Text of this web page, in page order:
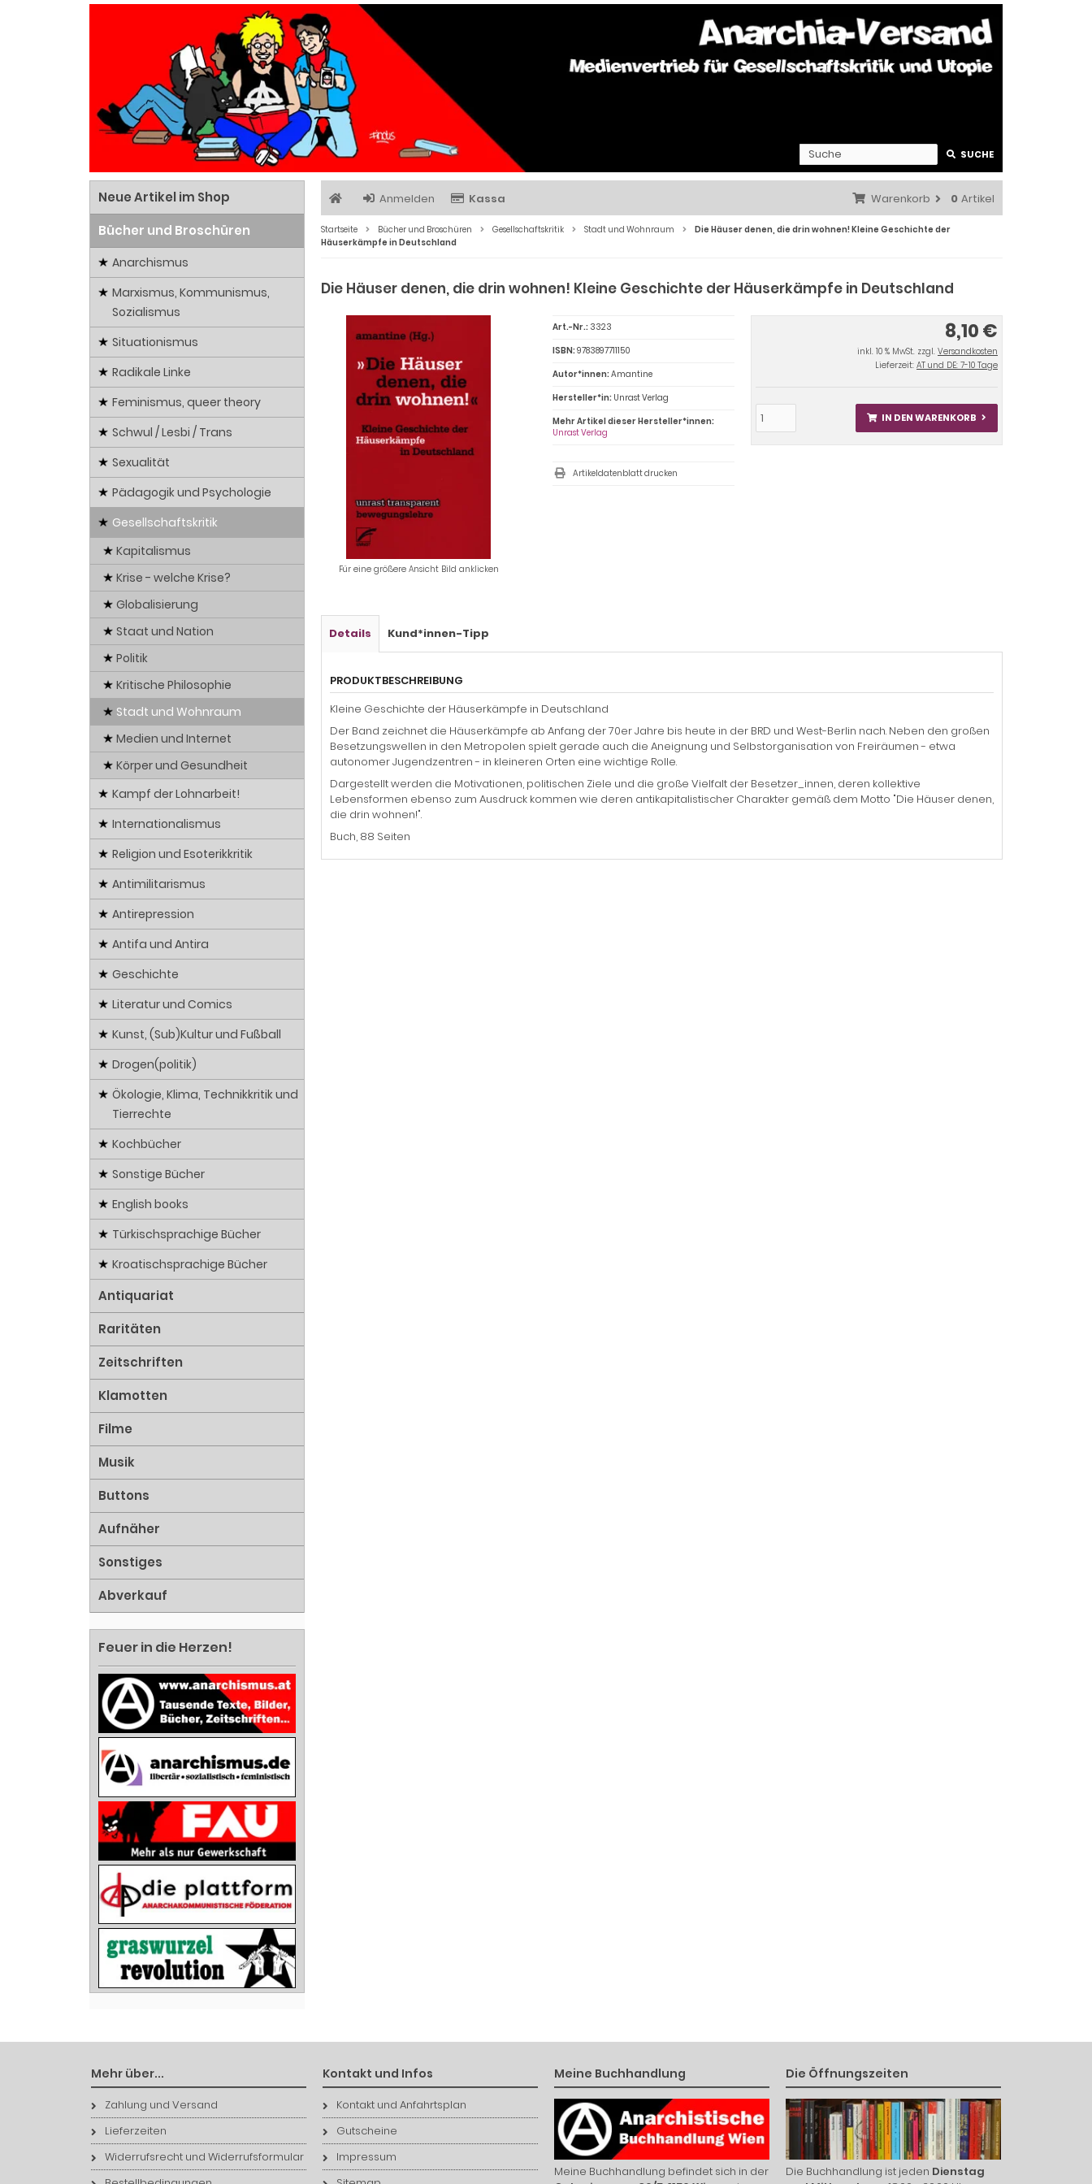
SUCHE
Anmelden Kassa Warenkorb 0 Artikel
Startseite Bücher und Broschüren Gesellschaftskritik Stadt und Wohnraum
Die Häuser denen, die drin wohnen! Kleine Geschichte der
Häuserkämpfe in Deutschland
Die Häuser denen, die drin wohnen! Kleine Geschichte der Häuserkämpfe in Deutschland
Für eine größere Ansicht Bild anklicken
8,10 €
inkl. 10 % MwSt. zzgl. Versandkosten
Lieferzeit: AT und DE: 7-10 Tage
IN DEN WARENKORB
Art.-Nr.: 3323
ISBN:9783897711150
Autor*innen:Amantine
Hersteller*in: Unrast Verlag
Mehr Artikel dieser Hersteller*innen:
Unrast Verlag
Artikeldatenblatt drucken
Details Kund*innen-Tipp
PRODUKTBESCHREIBUNG
Kleine Geschichte der Häuserkämpfe in Deutschland
Der Band zeichnet die Häuserkämpfe ab Anfang der 70er Jahre bis heute in der BRD und West-Berlin nach. Neben den großen
Besetzungswellen in den Metropolen spielt gerade auch die Aneignung und Selbstorganisation von Freiräumen - etwa
autonomer Jugendzentren - in kleineren Orten eine wichtige Rolle.
Dargestellt werden die Motivationen, politischen Ziele und die große Vielfalt der Besetzer_innen, deren kollektive
Lebensformen ebenso zum Ausdruck kommen wie deren antikapitalistischer Charakter gemäß dem Motto "Die Häuser denen,
die drin wohnen!".
Buch, 88 Seiten
Neue Artikel im Shop
Bücher und Broschüren
Anarchismus
Marxismus, Kommunismus,
Sozialismus
Situationismus
Radikale Linke
Feminismus, queer theory
Schwul / Lesbi / Trans
Sexualität
Pädagogik und Psychologie
Gesellschaftskritik
Kapitalismus
Krise - welche Krise?
Globalisierung
Staat und Nation
Politik
Kritische Philosophie
Stadt und Wohnraum
Medien und Internet
Körper und Gesundheit
Kampf der Lohnarbeit!
Internationalismus
Religion und Esoterikkritik
Antimilitarismus
Antirepression
Antifa und Antira
Geschichte
Literatur und Comics
Kunst, (Sub)Kultur und Fußball
Drogen(politik)
Ökologie, Klima, Technikkritik und
Tierrechte
Kochbücher
Sonstige Bücher
English books
Türkischsprachige Bücher
Kroatischsprachige Bücher
Antiquariat
Raritäten
Zeitschriften
Klamotten
Filme
Musik
Buttons
Aufnäher
Sonstiges
Abverkauf
Feuer in die Herzen!
Mehr über...
Zahlung und Versand
Lieferzeiten
Widerrufsrecht und Widerrufsformular
Kontakt und Infos
Kontakt und Anfahrtsplan
Gutscheine
Impressum
Meine Buchhandlung
Meine Buchhandlung befindet sich in der
Die Öffnungszeiten
Die Buchhandlung ist jeden Dienstag